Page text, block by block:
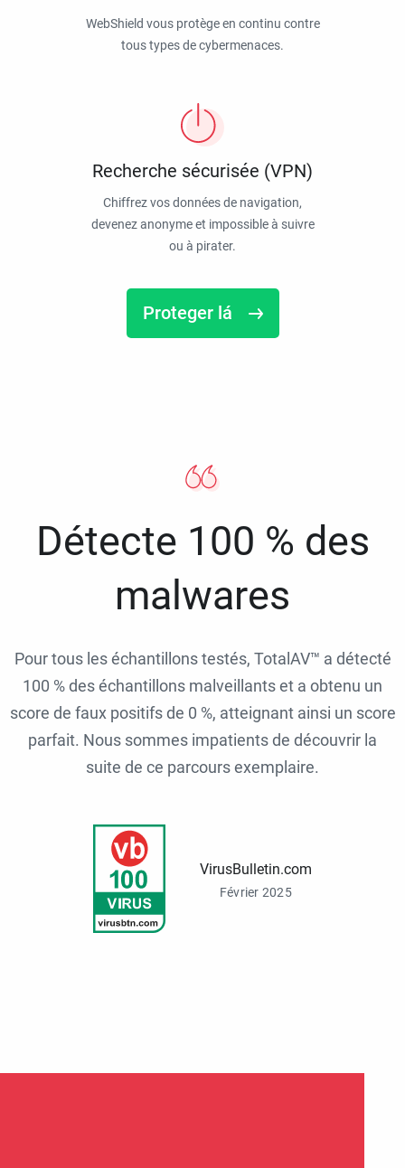
WebShield vous protège en continu contre
tous types de cybermenaces.
Recherche sécurisée (VPN)
Chiffrez vos données de navigation,
devenez anonyme et impossible à suivre
ou à pirater.
Proteger lá
Détecte 100 % des
malwares
Pour tous les échantillons testés, TotalAV™ a détecté
100 % des échantillons malveillants et a obtenu un
score de faux positifs de 0 %, atteignant ainsi un score
parfait. Nous sommes impatients de découvrir la
suite de ce parcours exemplaire.
VirusBulletin.com
Février 2025